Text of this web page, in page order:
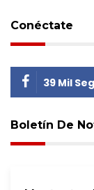
Conéctate
39 Mil
Boletín De